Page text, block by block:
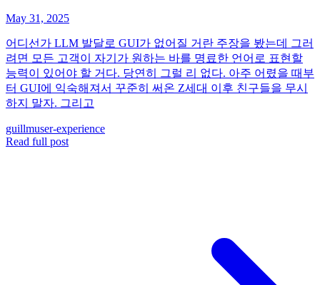
May 31, 2025
어디선가 LLM 발달로 GUI가 없어질 거란 주장을 봤는데 그러
려면 모든 고객이 자기가 원하는 바를 명료한 언어로 표현할
능력이 있어야 할 거다. 당연히 그럴 리 없다. 아주 어렸을 때부
터 GUI에 익숙해져서 꾸준히 써온 Z세대 이후 친구들을 무시
하지 말자. 그리고
guillmuser-experience
Read full post